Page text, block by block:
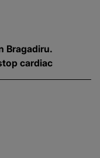
Bragadiru.
cardiac